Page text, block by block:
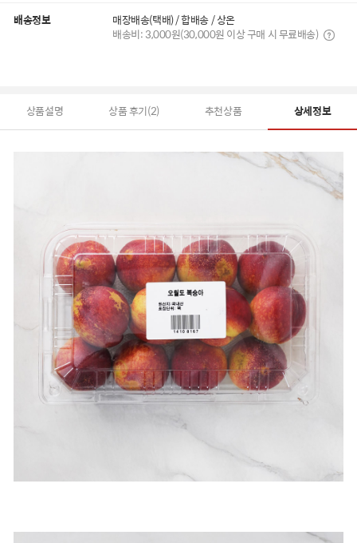
배송정보
매장배송(택배) / 합배송 / 상온
배송비: 3,000원(30,000원 이상 구매 시 무료배송)
상품설명 상품 후기(2) 추천상품 상세정보